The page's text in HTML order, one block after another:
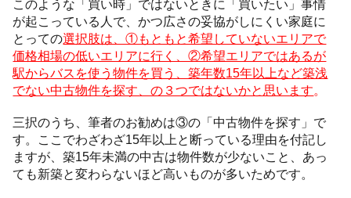
このような「買い時」ではないときに「買いたい」事情
が起こっている人で、かつ広さの妥協がしにくい家庭に
とっての選択肢は、①もともと希望していないエリアで
価格相場の低いエリアに行く、②希望エリアではあるが
駅からバスを使う物件を買う、築年数15年以上など築浅
でない中古物件を探す、の３つではないかと思います。
三択のうち、筆者のお勧めは③の「中古物件を探す」で
す。ここでわざわざ15年以上と断っている理由を付記し
ますが、築15年未満の中古は物件数が少ないこと、あっ
ても新築と変わらないほど高いものが多いためです。